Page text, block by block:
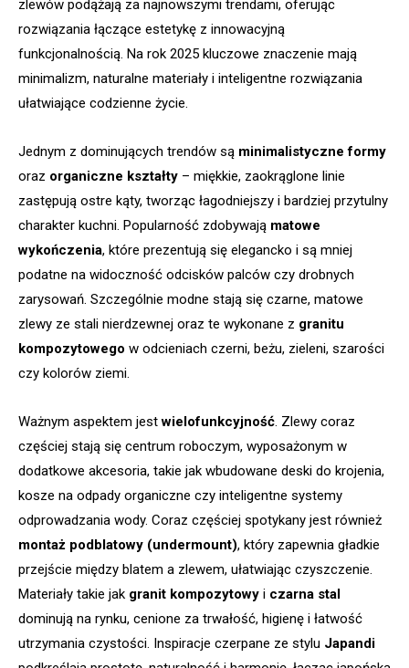
zlewów podążają za najnowszymi trendami, oferując
rozwiązania łączące estetykę z innowacyjną
funkcjonalnością. Na rok 2025 kluczowe znaczenie mają
minimalizm, naturalne materiały i inteligentne rozwiązania
ułatwiające codzienne życie.
Jednym z dominujących trendów są minimalistyczne formy
oraz organiczne kształty – miękkie, zaokrąglone linie
zastępują ostre kąty, tworząc łagodniejszy i bardziej przytulny
charakter kuchni. Popularność zdobywają matowe
wykończenia, które prezentują się elegancko i są mniej
podatne na widoczność odcisków palców czy drobnych
zarysowań. Szczególnie modne stają się czarne, matowe
zlewy ze stali nierdzewnej oraz te wykonane z granitu
kompozytowego w odcieniach czerni, beżu, zieleni, szarości
czy kolorów ziemi.
Ważnym aspektem jestwielofunkcyjność. Zlewy coraz
częściej stają się centrum roboczym, wyposażonym w
dodatkowe akcesoria, takie jak wbudowane deski do krojenia,
kosze na odpady organiczne czy inteligentne systemy
odprowadzania wody. Coraz częściej spotykany jest również
montaż podblatowy (undermount), który zapewnia gładkie
przejście między blatem a zlewem, ułatwiając czyszczenie.
Materiały takie jak granit kompozytowy i czarna stal
dominują na rynku, cenione za trwałość, higienę i łatwość
utrzymania czystości. Inspiracje czerpane ze stylu Japandi